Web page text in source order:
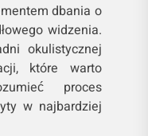
dbania o
widzenia.
okulistycznej
które warto
proces
w najbardziej